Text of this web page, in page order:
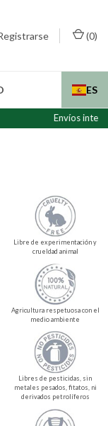
(0)
ES
Envíos
Libre de experimentación y
crueldad animal
Agricultura respetuosa con el
medio ambiente
Libres de pesticidas, sin
metales pesados, fitatos, ni
derivados petrolíferos